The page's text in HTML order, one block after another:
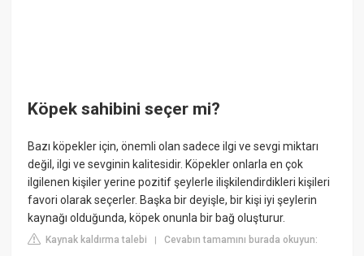
Köpek sahibini seçer mi?
Bazı köpekler için, önemli olan sadece ilgi ve sevgi miktarı
değil, ilgi ve sevginin kalitesidir. Köpekler onlarla en çok
ilgilenen kişiler yerine pozitif şeylerle ilişkilendirdikleri kişileri
favori olarak seçerler. Başka bir deyişle, bir kişi iyi şeylerin
kaynağı olduğunda, köpek onunla bir bağ oluşturur.
Kaynak kaldırma talebi |Cevabın tamamını burada okuyun: